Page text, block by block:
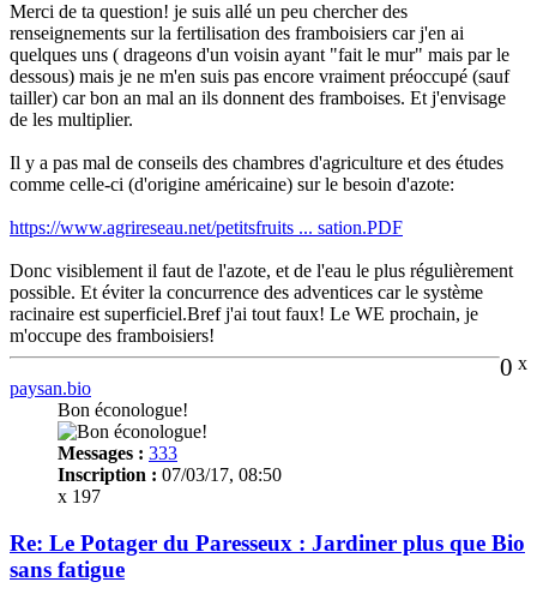
Merci de ta question! je suis allé un peu chercher des
renseignements sur la fertilisation des framboisiers car j'en ai
quelques uns ( drageons d'un voisin ayant "fait le mur" mais par le
dessous) mais je ne m'en suis pas encore vraiment préoccupé (sauf
tailler) car bon an mal an ils donnent des framboises. Et j'envisage
de les multiplier.
Il y a pas mal de conseils des chambres d'agriculture et des études
comme celle-ci (d'origine américaine) sur le besoin d'azote:
https://www.agrireseau.net/petitsfruits ... sation.PDF
Donc visiblement il faut de l'azote, et de l'eau le plus régulièrement
possible. Et éviter la concurrence des adventices car le système
racinaire est superficiel.Bref j'ai tout faux! Le WE prochain, je
m'occupe des framboisiers!
0 x
paysan.bio
Bon éconologue!
Messages : 333
Inscription : 07/03/17, 08:50
x 197
Re: Le Potager du Paresseux : Jardiner plus que Bio
sans fatigue